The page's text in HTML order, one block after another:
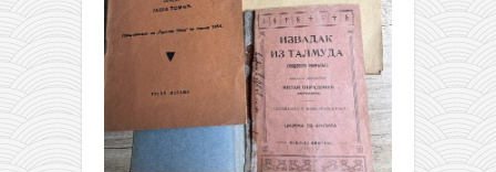
духовни отац
забрањена историја
ћирилица